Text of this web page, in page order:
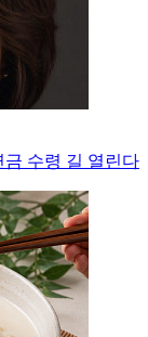
수령 길 열린다